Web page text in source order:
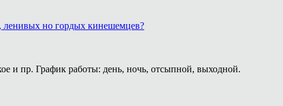
ленивых но гордых кинешемцев?
и пр. График работы: день, ночь, отсыпной, выходной.